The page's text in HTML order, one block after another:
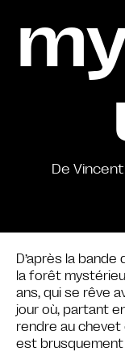
De
D’après la
la forêt
ans, qui se rêve
jour où, partant
rendre au chevet
est brusquement